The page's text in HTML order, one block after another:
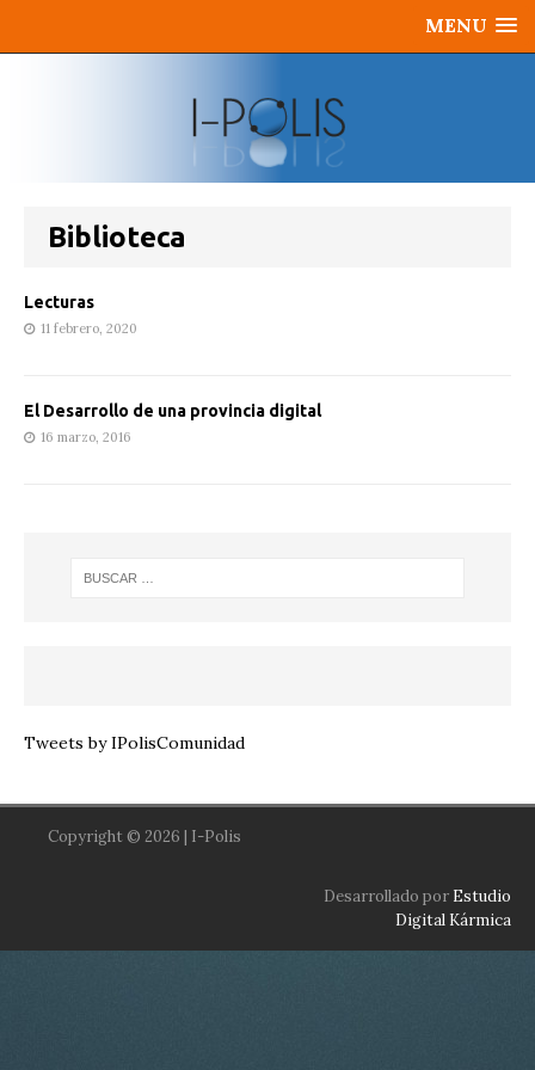
MENU
Biblioteca
Lecturas
11 febrero, 2020
El Desarrollo de una provincia digital
16 marzo, 2016
Tweets by IPolisComunidad
Copyright © 2026 | I-Polis
Desarrollado por Estudio
Digital Kármica